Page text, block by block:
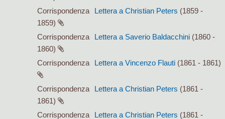
Corrispondenza
Lettera a Christian Peters (1859 -
1859)
Corrispondenza
Lettera a Saverio Baldacchini (1860 -
1860)
Corrispondenza
Lettera a Vincenzo Flauti (1861 - 1861)
Corrispondenza Lettera a Christian Peters (1861 -
1861)
Corrispondenza
Lettera a Christian Peters (1861 -